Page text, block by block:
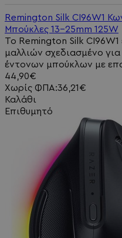
Remington Silk CI96W1
Μπούκλες 13-25mm 125W
Το Remington Silk CI96W1
μαλλιών σχεδιασμένο
έντονων μπούκλων με
44,90€
Χωρίς ΦΠΑ:36,21€
Καλάθι
Επιθυμητό